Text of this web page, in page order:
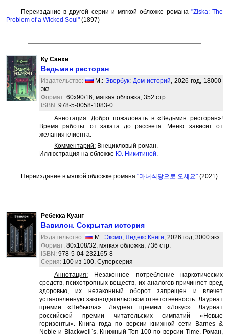
Переиздание в другой серии и мягкой обложке романа "Ziska: The
Problem of a Wicked Soul" (1897)
Ку Санхи
Ведьмин ресторан
Издательство: М.: Эвербук: Дом историй, 2026 год, 18000
экз.
Формат: 60x90/16, мягкая обложка, 352 стр.
ISBN: 978-5-0058-1083-0
Аннотация:Добро пожаловать в «Ведьмин ресторан»!
Время работы: от заката до рассвета. Меню: зависит от
желания клиента.
Комментарий:Внецикловый роман.
Иллюстрация на обложке Ю. Никитиной.
Переиздание в мягкой обложке романа "마녀식당으로 오세요"(2021)
Ребекка Куанг
Вавилон. Сокрытая история
Издательство: М.: Эксмо, Яндекс Книги, 2026 год, 3000 экз.
Формат: 80х108/32, мягкая обложка, 736 стр.
ISBN: 978-5-04-232165-8
Серия: 100 из 100. Суперсерия
Аннотация:Незаконное потребление наркотических
средств, психотропных веществ, их аналогов причиняет вред
здоровью, их незаконный оборот запрещен и влечет
установленную законодательством ответственность. Лауреат
премии «Небьюла». Лауреат премии «Локус». Лауреат
российской премии читательских симпатий «Новые
горизонты». Книга года по версии книжной сети Barnes &
Noble и Blackwell`s. Книжный Топ-100 по версии Time. Роман,